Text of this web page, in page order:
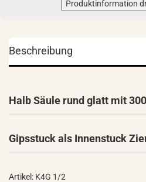
Produktinformation
Beschreibung
Halb Säule rund glatt mit
Gipsstuck als Innenstuck
Artikel: K4G 1/2